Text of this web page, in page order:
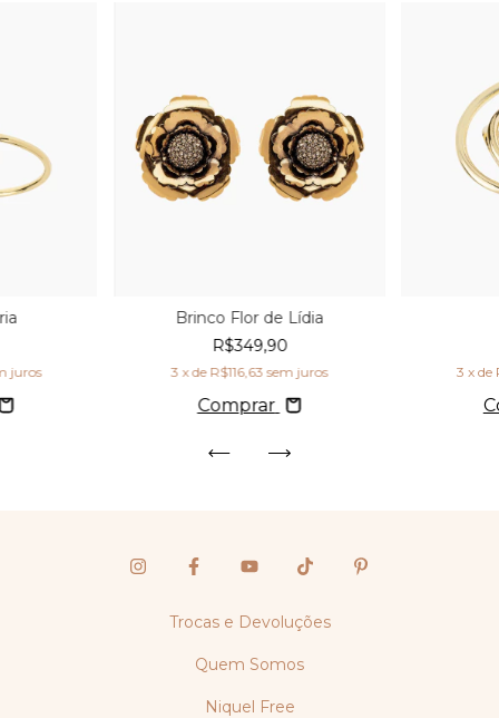
juros
Brinco Flor de Lídia
R$349,90
3 x de R$116,63 sem juros
Comprar
3 x de
Trocas e Devoluções
Quem Somos
Niquel Free